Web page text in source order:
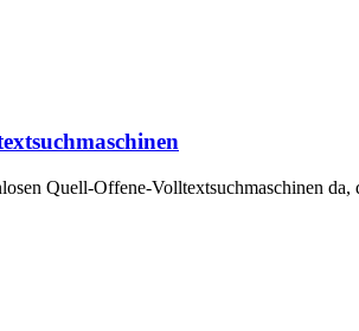
Quell-Offene-Volltextsuchmaschinen